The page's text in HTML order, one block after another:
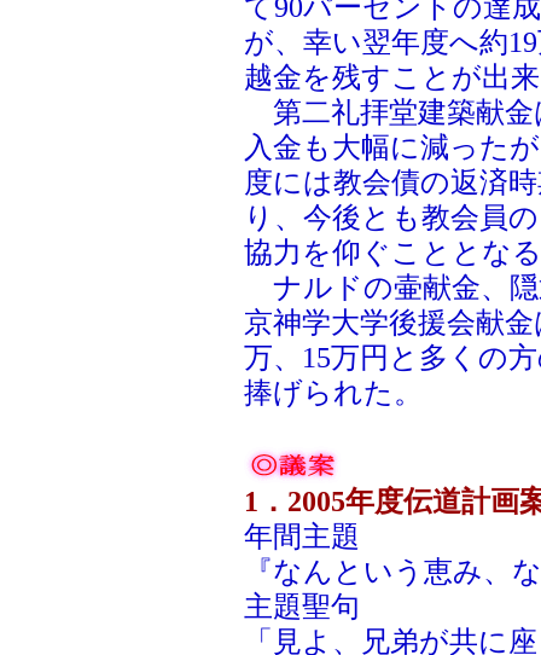
て90パーセントの達
が、幸い翌年度へ約
越金を残すことが出
第二礼拝堂建築献金
入金も大幅に減った
度には教会債の返済
り、今後とも教会員
協力を仰ぐこととな
ナルドの壷献金、
京神学大学後援会献
万、15万円と多くの
捧げられた。
1．2005年度伝道計画
年間主題
『なんという恵み、
主題聖句
「見よ、兄弟が共に